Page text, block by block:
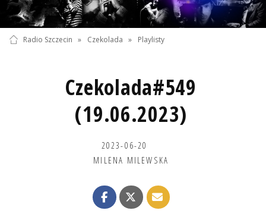
Radio Szczecin » Czekolada » Playlisty
Czekolada#549
(19.06.2023)
2023-06-20
MILENA MILEWSKA